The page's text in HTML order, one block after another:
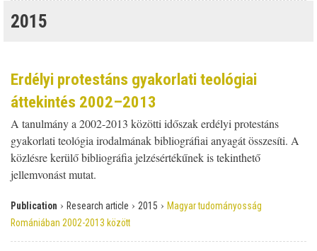
2015
Erdélyi protestáns gyakorlati teológiai
áttekintés 2002–2013
A tanulmány a 2002-2013 közötti időszak erdélyi protestáns
gyakorlati teológia irodalmának bibliográfiai anyagát összesíti. A
közlésre kerülő bibliográfia jelzésértékűnek is tekinthető
jellemvonást mutat.
Publication › Research article › 2015 › Magyar tudományosság
Romániában 2002-2013 között